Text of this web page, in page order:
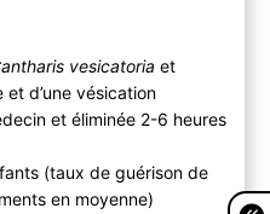
vesicatoria et
et d’une vésication
et éliminée 2-6 heures
(taux de guérison de
en moyenne)